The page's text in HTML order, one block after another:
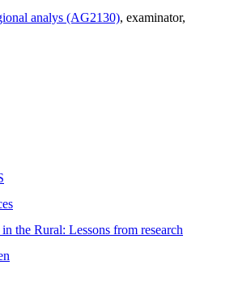
analys (AG2130), examinator,
the Rural: Lessons from research